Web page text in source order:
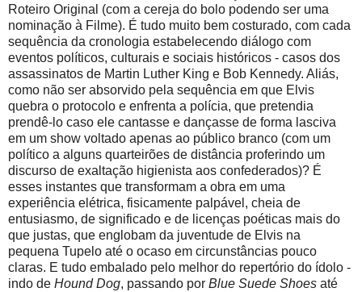
Roteiro Original (com a cereja do bolo podendo ser uma
nominação à Filme). É tudo muito bem costurado, com cada
sequência da cronologia estabelecendo diálogo com
eventos políticos, culturais e sociais históricos - casos dos
assassinatos de Martin Luther King e Bob Kennedy. Aliás,
como não ser absorvido pela sequência em que Elvis
quebra o protocolo e enfrenta a polícia, que pretendia
prendê-lo caso ele cantasse e dançasse de forma lasciva
em um show voltado apenas ao público branco (com um
político a alguns quarteirões de distância proferindo um
discurso de exaltação higienista aos confederados)? É
esses instantes que transformam a obra em uma
experiência elétrica, fisicamente palpável, cheia de
entusiasmo, de significado e de licenças poéticas mais do
que justas, que englobam da juventude de Elvis na
pequena Tupelo até o ocaso em circunstâncias pouco
claras. E tudo embalado pelo melhor do repertório do ídolo -
indo de Hound Dog, passando por Blue Suede Shoes até